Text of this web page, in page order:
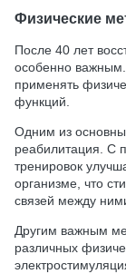
Физические
После 40 лет
особенно
применять
функций.
Одним из
реабилитация. С
тренировок
организме, что
связей между
Другим важным
различных